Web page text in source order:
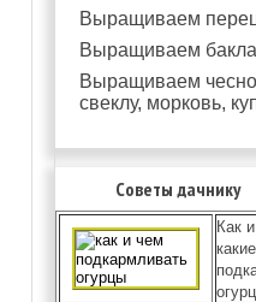
Выращиваем
Выращиваем
Выращиваем
свеклу, морковь,
Советы дачнику
Как